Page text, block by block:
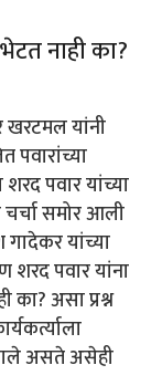
नाही का?
खरटमल यांनी
पवारांच्या
शरद पवार यांच्या
चर्चा समोर आली
यांच्या
शरद पवार यांना
असा प्रश्न
असते असेही